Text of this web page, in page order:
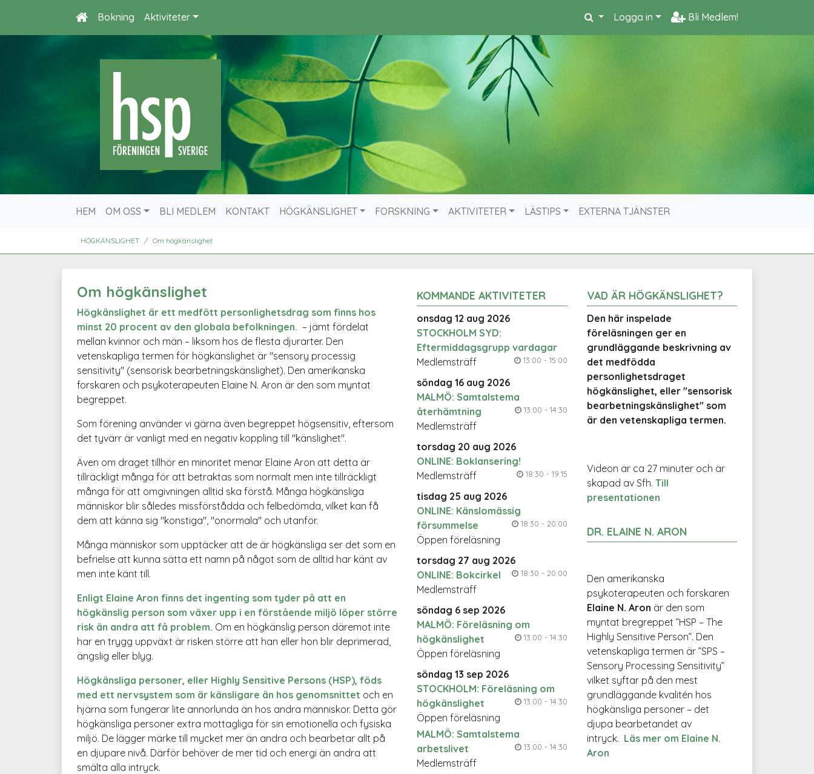
Bokning Aktiviteter Logga in Bli Medlem!
HEM OM OSS BLI MEDLEM KONTAKT HÖGKÄNSLIGHET FORSKNING AKTIVITETER LÄSTIPS EXTERNA TJÄNSTER
HÖGKÄNSLIGHET Om högkänslighet
KOMMANDE AKTIVITETER
onsdag 12 aug 2026
STOCKHOLM SYD:
Eftermiddagsgrupp vardagar
13:00 - 15:00
Medlemsträff
söndag 16 aug 2026
MALMÖ: Samtalstema
återhämtning
13:00 - 14:30
Medlemsträff
torsdag 20 aug 2026
ONLINE: Boklansering!
18:30 - 19:15
Medlemsträff
tisdag 25 aug 2026
ONLINE: Känslomässig
försummelse
18:30 - 20:00
Öppen föreläsning
torsdag 27 aug 2026
ONLINE: Bokcirkel
18:30 - 20:00
Medlemsträff
söndag 6 sep 2026
MALMÖ: Föreläsning om
högkänslighet
13:00 - 14:30
Öppen föreläsning
söndag 13 sep 2026
STOCKHOLM: Föreläsning om
högkänslighet
13:00 - 14:30
Öppen föreläsning
MALMÖ: Samtalstema
arbetslivet
13:00 - 14:30
Medlemsträff
Om högkänslighet
Högkänslighet är ett medfött personlighetsdrag som finns hos
minst 20 procent av den globala befolkningen. – jämt fördelat
mellan kvinnor och män – liksom hos de flesta djurarter. Den
vetenskapliga termen för högkänslighet är "sensory processig
sensitivity" (sensorisk bearbetningskänslighet). Den amerikanska
forskaren och psykoterapeuten Elaine N. Aron är den som myntat
begreppet.
Som förening använder vi gärna även begreppet högsensitiv, eftersom
det tyvärr är vanligt med en negativ koppling till "känslighet".
Även om draget tillhör en minoritet menar Elaine Aron att detta är
tillräckligt många för att betraktas som normalt men inte tillräckligt
många för att omgivningen alltid ska förstå. Många högkänsliga
människor blir således missförstådda och felbedömda, vilket kan få
dem att känna sig "konstiga", "onormala" och utanför.
Många människor som upptäcker att de är högkänsliga ser det som en
befrielse att kunna sätta ett namn på något som de alltid har känt av
men inte känt till.
Enligt Elaine Aron finns det ingenting som tyder på att en
högkänslig person som växer upp i en förstående miljö löper större
risk än andra att få problem. Om en högkänslig person däremot inte
har en trygg uppväxt är risken större att han eller hon blir deprimerad,
ängslig eller blyg.
Högkänsliga personer, eller Highly Sensitive Persons (HSP), föds
med ett nervsystem som är känsligare än hos genomsnittet och en
hjärna som fungerar lite annorlunda än hos andra människor. Detta gör
högkänsliga personer extra mottagliga för sin emotionella och fysiska
miljö. De lägger märke till mycket mer än andra och bearbetar allt på
en djupare nivå. Därför behöver de mer tid och energi än andra att
smälta alla intryck.
VAD ÄR HÖGKÄNSLIGHET?
Den här inspelade
föreläsningen ger en
grundläggande beskrivning av
det medfödda
personlighetsdraget
högkänslighet, eller "sensorisk
bearbetningskänslighet" som
är den vetenskapliga termen.
Videon är ca 27 minuter och är
skapad av Sfh. Till
presentationen
DR. ELAINE N. ARON
Den amerikanska
psykoterapeuten och forskaren
Elaine N. Aron är den som
myntat bregreppet ”HSP – The
Highly Sensitive Person”. Den
vetenskapliga termen är ”SPS –
Sensory Processing Sensitivity”
vilket syftar på den mest
grundläggande kvalitén hos
högkänsliga personer – det
djupa bearbetandet av
intryck. Läs mer om Elaine N.
Aron